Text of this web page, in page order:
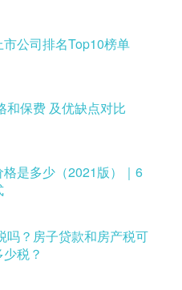
公司排名Top10榜单
是多少（2021版）｜6
吗？房子贷款和房产税可
税？